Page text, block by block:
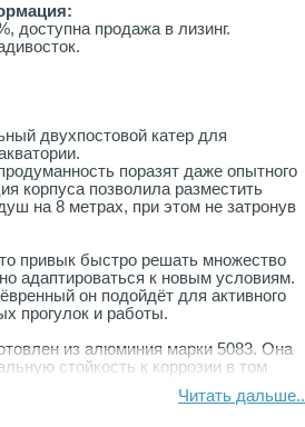
доступна продажа в лизинг.
двухпостовой катер для
поразят даже опытного
корпуса позволила разместить
на 8 метрах, при этом не затронув
привык быстро решать множество
адаптироваться к новым условиям.
он подойдёт для активного
прогулок и работы.
из алюминия марки 5083. Она
стойкость к коррозии в том
с обратным наклоном не только
Читать